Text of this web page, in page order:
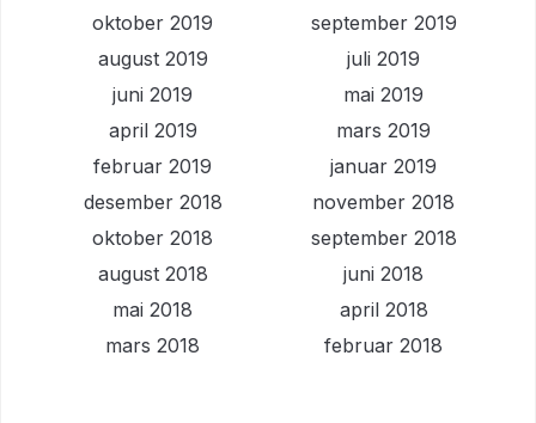
oktober 2019
september 2019
august 2019
juli 2019
juni 2019
mai 2019
april 2019
mars 2019
februar 2019
januar 2019
desember 2018
november 2018
oktober 2018
september 2018
august 2018
juni 2018
mai 2018
april 2018
mars 2018
februar 2018